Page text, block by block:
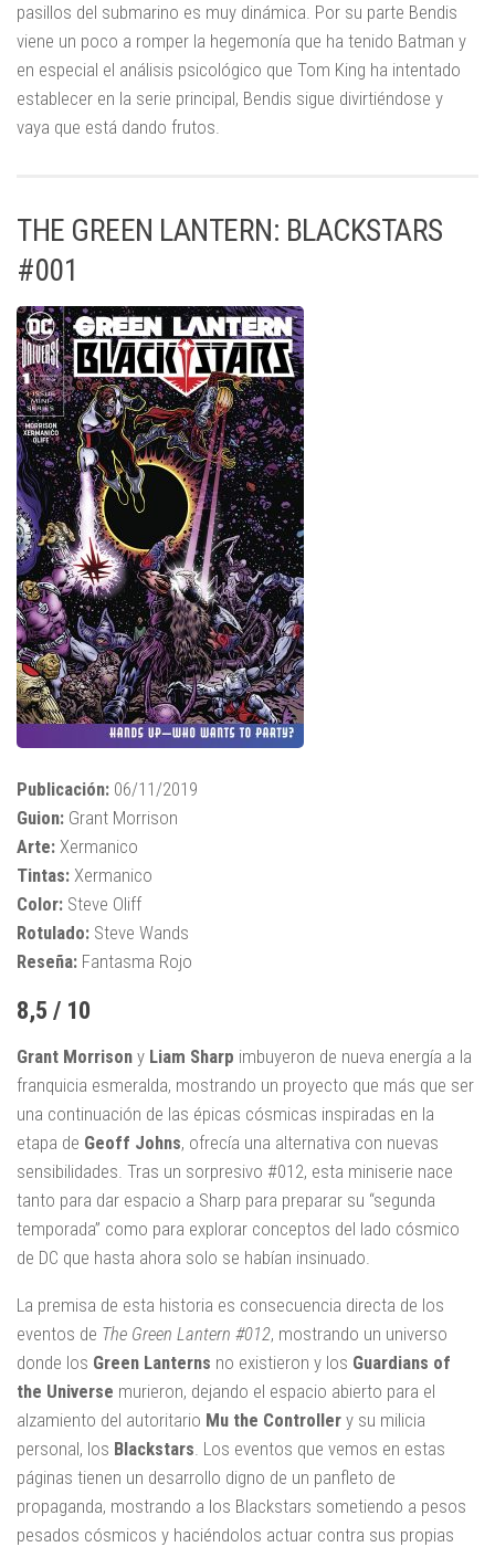
pasillos del submarino es muy dinámica. Por su parte Bendis
viene un poco a romper la hegemonía que ha tenido Batman y
en especial el análisis psicológico que Tom King ha intentado
establecer en la serie principal, Bendis sigue divirtiéndose y
vaya que está dando frutos.
THE GREEN LANTERN: BLACKSTARS
#001
Publicación: 06/11/2019
Guion: Grant Morrison
Arte: Xermanico
Tintas: Xermanico
Color: Steve Oliff
Rotulado: Steve Wands
Reseña: Fantasma Rojo
8,5 / 10
Grant Morrison y Liam Sharp imbuyeron de nueva energía a la
franquicia esmeralda, mostrando un proyecto que más que ser
una continuación de las épicas cósmicas inspiradas en la
etapa de Geoff Johns, ofrecía una alternativa con nuevas
sensibilidades. Tras un sorpresivo #012, esta miniserie nace
tanto para dar espacio a Sharp para preparar su “segunda
temporada” como para explorar conceptos del lado cósmico
de DC que hasta ahora solo se habían insinuado.
La premisa de esta historia es consecuencia directa de los
eventos de The Green Lantern #012, mostrando un universo
donde los Green Lanterns no existieron y los Guardians of
the Universe murieron, dejando el espacio abierto para el
alzamiento del autoritario Mu the Controller y su milicia
personal, los Blackstars . Los eventos que vemos en estas
páginas tienen un desarrollo digno de un panfleto de
propaganda, mostrando a los Blackstars sometiendo a pesos
pesados cósmicos y haciéndolos actuar contra sus propias